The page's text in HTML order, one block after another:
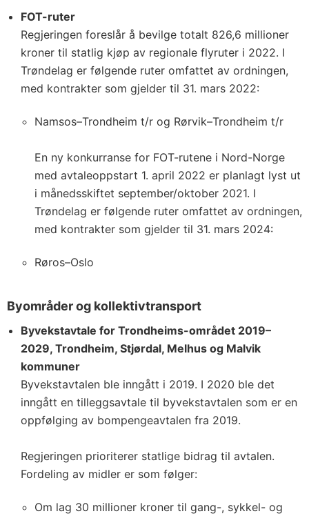
FOT-ruter
Regjeringen foreslår å bevilge totalt 826,6 millioner
kroner til statlig kjøp av regionale flyruter i 2022. I
Trøndelag er følgende ruter omfattet av ordningen,
med kontrakter som gjelder til 31. mars 2022:
Namsos–Trondheim t/r og Rørvik–Trondheim t/r
En ny konkurranse for FOT-rutene i Nord-Norge
med avtaleoppstart 1. april 2022 er planlagt lyst ut
i månedsskiftet september/oktober 2021. I
Trøndelag er følgende ruter omfattet av ordningen,
med kontrakter som gjelder til 31. mars 2024:
Røros–Oslo
Byområder og kollektivtransport
Byvekstavtale for Trondheims-området 2019–
2029, Trondheim, Stjørdal, Melhus og Malvik
kommuner
Byvekstavtalen ble inngått i 2019. I 2020 ble det
inngått en tilleggsavtale til byvekstavtalen som er en
oppfølging av bompengeavtalen fra 2019.
Regjeringen prioriterer statlige bidrag til avtalen.
Fordeling av midler er som følger:
Om lag 30 millioner kroner til gang-, sykkel- og